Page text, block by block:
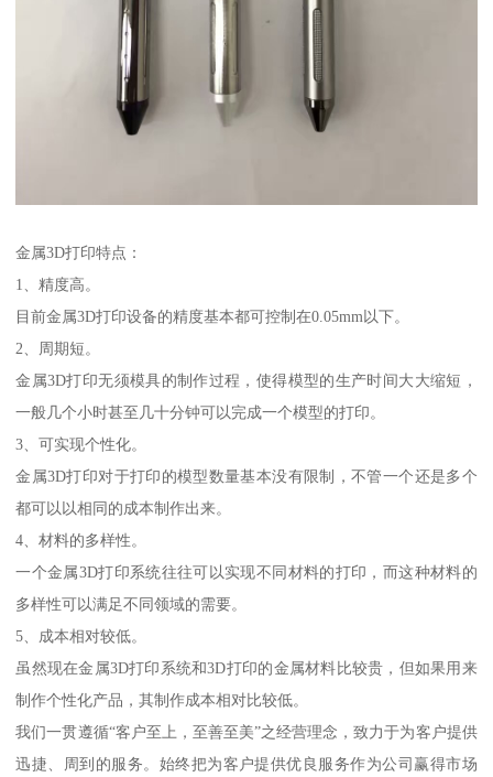
金属3D打印特点：
1、精度高。
目前金属3D打印设备的精度基本都可控制在0.05mm以下。
2、周期短。
金属3D打印无须模具的制作过程，使得模型的生产时间大大缩短，
一般几个小时甚至几十分钟可以完成一个模型的打印。
3、可实现个性化。
金属3D打印对于打印的模型数量基本没有限制，不管一个还是多个
都可以以相同的成本制作出来。
4、材料的多样性。
一个金属3D打印系统往往可以实现不同材料的打印，而这种材料的
多样性可以满足不同领域的需要。
5、成本相对较低。
虽然现在金属3D打印系统和3D打印的金属材料比较贵，但如果用来
制作个性化产品，其制作成本相对比较低。
我们一贯遵循“客户至上，至善至美”之经营理念，致力于为客户提供
迅捷、周到的服务。始终把为客户提供优良服务作为公司赢得市场